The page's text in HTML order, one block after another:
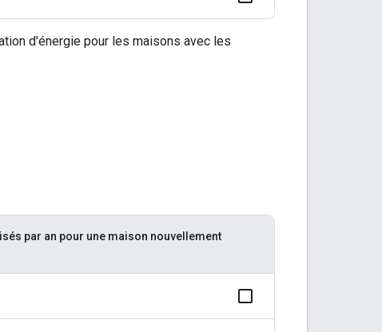
d'énergie pour les maisons avec les
par an pour une maison nouvellement